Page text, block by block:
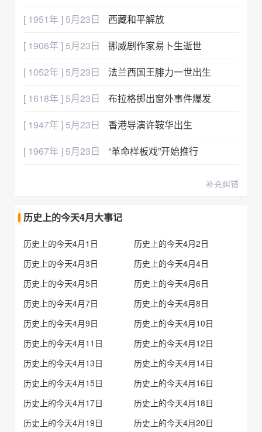
[ 1951年 ] 5月23日
西藏和平解放
[ 1906年 ] 5月23日
挪威剧作家易卜生逝世
[ 1052年 ] 5月23日
法兰西国王腓力一世出生
[ 1618年 ] 5月23日
布拉格掷出窗外事件爆发
[ 1947年 ] 5月23日
香港导演许鞍华出生
[ 1967年 ] 5月23日
“革命样板戏”开始推行
补充纠错
历史上的今天4月大事记
历史上的今天4月1日
历史上的今天4月2日
历史上的今天4月3日
历史上的今天4月4日
历史上的今天4月5日
历史上的今天4月6日
历史上的今天4月7日
历史上的今天4月8日
历史上的今天4月9日
历史上的今天4月10日
历史上的今天4月11日
历史上的今天4月12日
历史上的今天4月13日
历史上的今天4月14日
历史上的今天4月15日
历史上的今天4月16日
历史上的今天4月17日
历史上的今天4月18日
历史上的今天4月19日
历史上的今天4月20日